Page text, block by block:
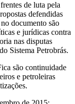
de luta pela
defendidas
documento são
e jurídicas contra
nas disputas
Sistema Petrobrás.
são continuidade
e petroleiras